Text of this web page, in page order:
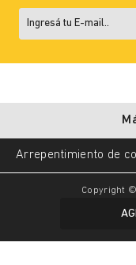
Arrepentimiento de
Copyright